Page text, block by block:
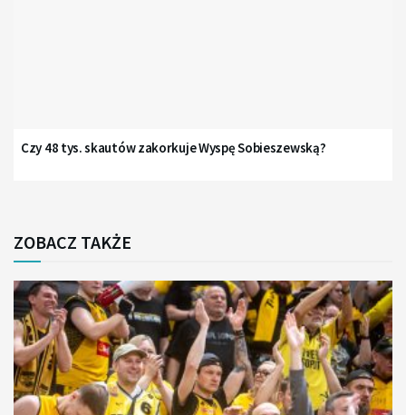
Czy 48 tys. skautów zakorkuje Wyspę Sobieszewską?
ZOBACZ TAKŻE